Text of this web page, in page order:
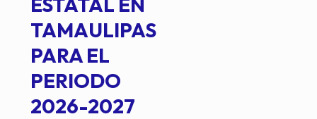
TAMAULIPAS
PARA EL
PERIODO
2026-2027